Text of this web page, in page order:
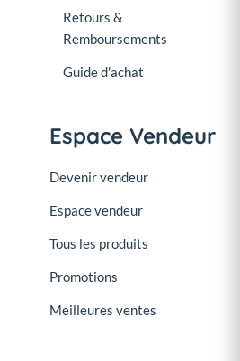
Retours &
Remboursements
Guide d'achat
Espace Vendeur
Devenir vendeur
Espace vendeur
Tous les produits
Promotions
Meilleures ventes